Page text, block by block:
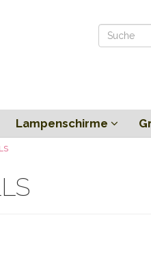
Lampenschirme